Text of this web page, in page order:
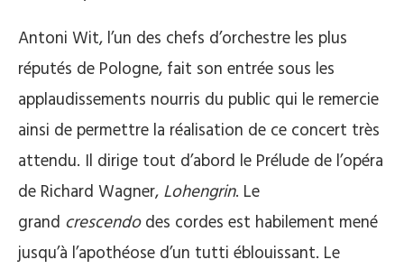
Antoni Wit, l’un des chefs d’orchestre les plus
réputés de Pologne, fait son entrée sous les
applaudissements nourris du public qui le remercie
ainsi de permettre la réalisation de ce concert très
attendu. Il dirige tout d’abord le Prélude de l’opéra
de Richard Wagner, Lohengrin. Le
grand crescendodes cordes est habilement mené
jusqu’à l’apothéose d’un tutti éblouissant. Le